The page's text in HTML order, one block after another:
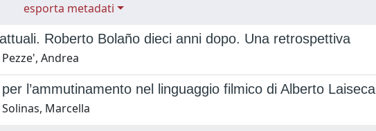
esporta metadati
Roberto Bolaño dieci anni dopo. Una retrospettiva
Andrea
l’ammutinamento nel linguaggio filmico di Alberto Laiseca
Marcella